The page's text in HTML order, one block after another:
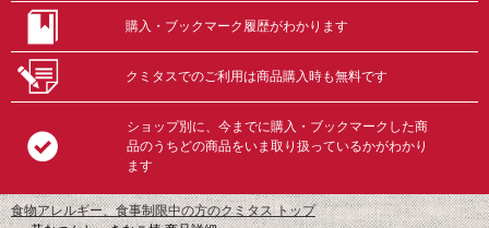
購入・ブックマーク履歴がわかります
クミタスでのご利用は商品購入時も無料です
ショップ別に、今までに購入・ブックマークした商
品のうちどの商品をいま取り扱っているかがわかり
ます
食物アレルギー、食事制限中の方のクミタス トップ